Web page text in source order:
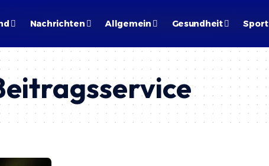
Nachrichten Allgemein Gesundheit Sport